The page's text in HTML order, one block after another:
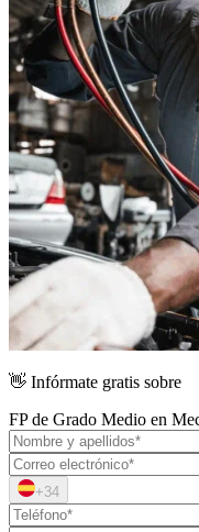
👋 Infórmate gratis sobre
FP de Grado Medio en
+34